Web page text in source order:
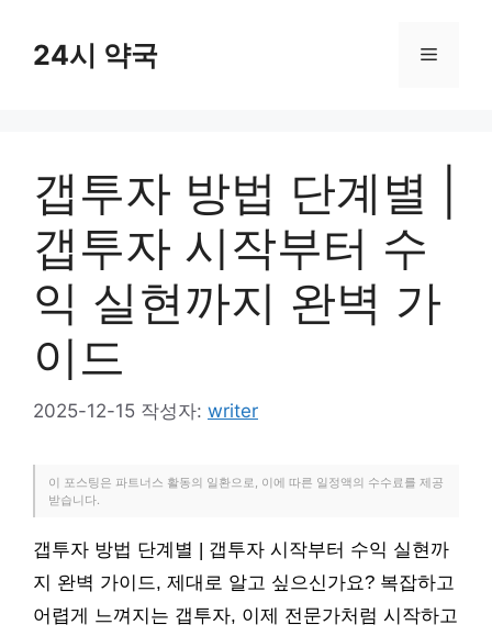
24시 약국 메
갭투자 방법 단계별 |
갭투자 시작부터 수
익 실현까지 완벽 가
이드
2025-12-15 작성자: writer
이 포스팅은 파트너스 활동의 일환으로, 이에 따른 일정액의 수수료를 제공
받습니다.
갭투자 방법 단계별 | 갭투자 시작부터 수익 실현까
지 완벽 가이드, 제대로 알고 싶으신가요? 복잡하고
어렵게 느껴지는 갭투자, 이제 전문가처럼 시작하고